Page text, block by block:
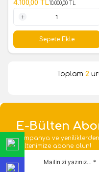
10.000,00
4.100,00 TL
1 Adet
Sepete Ekle
Toplam 2
E-Bülten
Kampanya ve
bültenimize abone olun!